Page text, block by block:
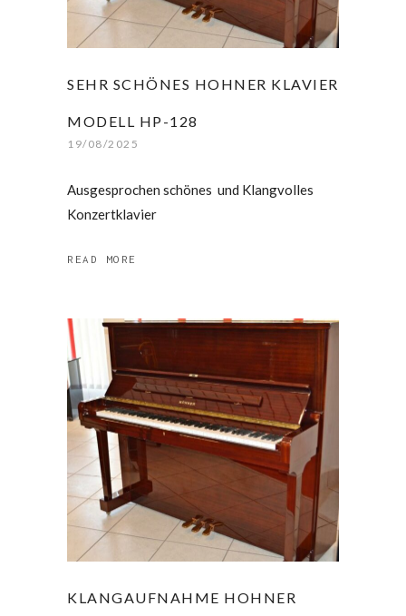
SEHR SCHÖNES HOHNER KLAVIER
MODELL HP-128
19/08/2025
Ausgesprochen schönes und Klangvolles
Konzertklavier
READ MORE
KLANGAUFNAHME HOHNER